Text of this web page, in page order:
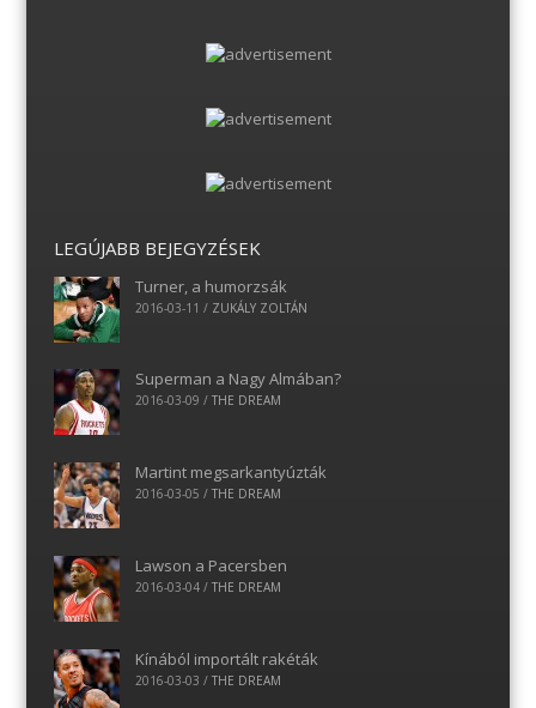
LEGÚJABB BEJEGYZÉSEK
Turner, a humorzsák
2016-03-11 / ZUKÁLY ZOLTÁN
Superman a Nagy Almában?
2016-03-09 / THE DREAM
Martint megsarkantyúzták
2016-03-05 / THE DREAM
Lawson a Pacersben
2016-03-04/ THE DREAM
Kínából importált rakéták
2016-03-03 / THE DREAM